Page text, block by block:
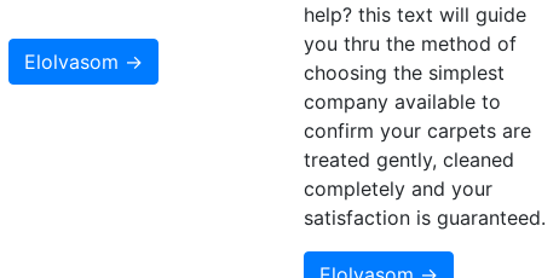
Elolvasom →
help? this text will guide
you thru the method of
choosing the simplest
company available to
confirm your carpets are
treated gently, cleaned
completely and your
satisfaction is guaranteed.